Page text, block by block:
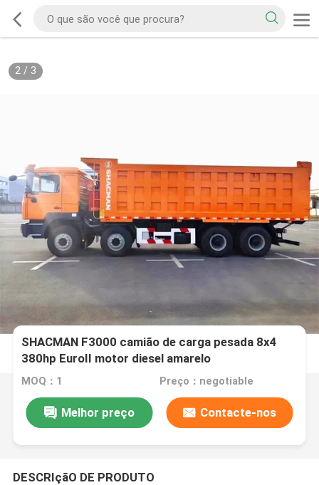
2/ 3
SHACMAN F3000 camião de carga pesada 8x4
380hp EuroII motor diesel amarelo
MOQ：1 Preço：negotiable
Melhor preço Contacte-nos
DESCRIçãO DE PRODUTO